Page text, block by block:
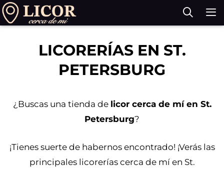
Saltar
al
LICORERÍAS EN ST.
PETERSBURG
¿Buscas una tienda de licor cerca de mí en St.
Petersburg?
¡Tienes suerte de habernos encontrado! ¡Verás las
principales licorerías cerca de mí en St.